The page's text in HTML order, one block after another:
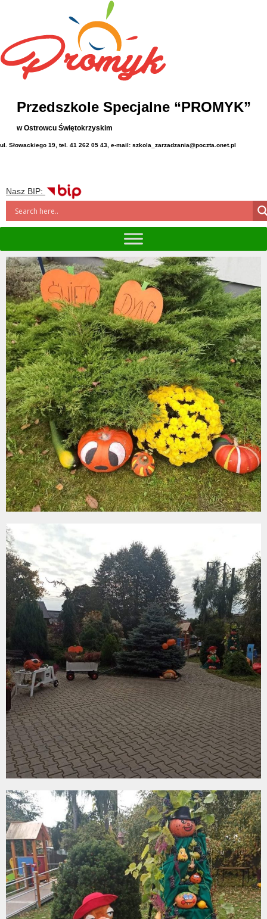
Przedszkole Specjalne “PROMYK”
w Ostrowcu Świętokrzyskim
ul. Słowackiego 19, tel. 41 262 05 43, e-mail: szkola_zarzadzania@poczta.onet.pl
Nasz BIP: